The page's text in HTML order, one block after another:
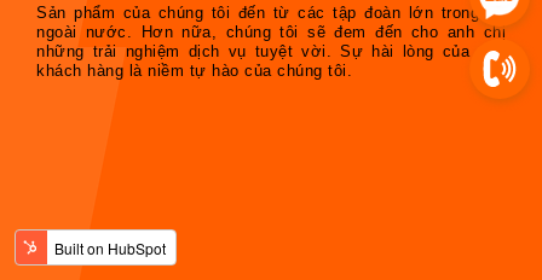
Sản phẩm của chúng tôi đến từ các tập đoàn lớn trong và
ngoài nước. Hơn nữa, chúng tôi sẽ đem đến cho anh chị
những trải nghiệm dịch vụ tuyệt vời. Sự hài lòng của quý
khách hàng là niềm tự hào của chúng tôi.